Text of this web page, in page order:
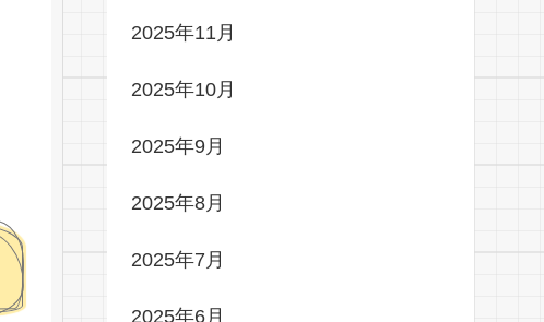
2025年11月
2025年10月
2025年9月
2025年8月
2025年7月
2025年6月